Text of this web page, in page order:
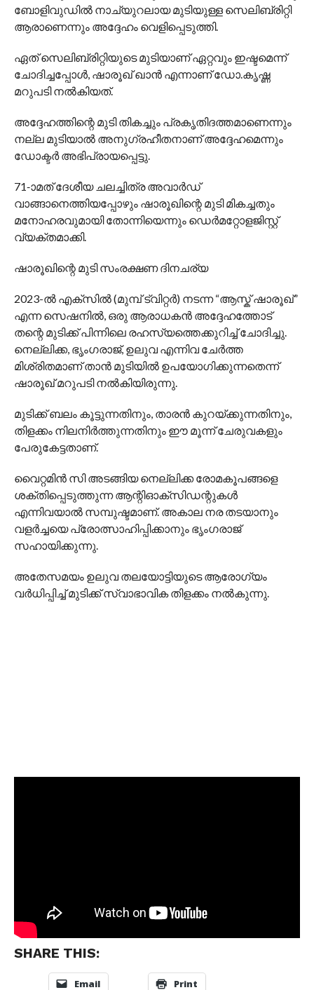
ബോളിവുഡിൽ നാച്യുറലായ മുടിയുള്ള സെലിബ്രിറ്റി
ആരാണെന്നും അദ്ദേഹം വെളിപ്പെടുത്തി.
ഏത് സെലിബ്രിറ്റിയുടെ മുടിയാണ് ഏറ്റവും ഇഷ്ടമെന്ന്
ചോദിച്ചപ്പോൾ, ഷാരൂഖ് ഖാൻ എന്നാണ് ഡോ.കൃഷ്ണ
മറുപടി നൽകിയത്.
അദ്ദേഹത്തിന്റെ മുടി തികച്ചും പ്രകൃതിദത്തമാണെന്നും
നല്ല മുടിയാൽ അനുഗ്രഹീതനാണ് അദ്ദേഹമെന്നും
ഡോക്ടർ അഭിപ്രായപ്പെട്ടു.
71-ാമത് ദേശീയ ചലച്ചിത്ര അവാർഡ്
വാങ്ങാനെത്തിയപ്പോഴും ഷാരൂഖിന്റെ മുടി മികച്ചതും
മനോഹരവുമായി തോന്നിയെന്നും ഡെർമറ്റോളജിസ്റ്റ്
വ്യക്തമാക്കി.
ഷാരൂഖിന്റെ മുടി സംരക്ഷണ ദിനചര്യ
2023-ൽ എക്സിൽ (മുമ്പ് ട്വിറ്റർ) നടന്ന “ആസ്ക് ഷാരൂഖ്”
എന്ന സെഷനിൽ, ഒരു ആരാധകൻ അദ്ദേഹത്തോട്
തന്റെ മുടിക്ക് പിന്നിലെ രഹസ്യത്തെക്കുറിച്ച് ചോദിച്ചു.
നെല്ലിക്ക, ഭൃംഗരാജ്, ഉലുവ എന്നിവ ചേർത്ത
മിശ്രിതമാണ് താൻ മുടിയിൽ ഉപയോഗിക്കുന്നതെന്ന്
ഷാരൂഖ് മറുപടി നൽകിയിരുന്നു.
മുടിക്ക് ബലം കൂട്ടുന്നതിനും, താരൻ കുറയ്ക്കുന്നതിനും,
തിളക്കം നിലനിർത്തുന്നതിനും ഈ മൂന്ന് ചേരുവകളും
പേരുകേട്ടതാണ്.
വൈറ്റമിൻ സി അടങ്ങിയ നെല്ലിക്ക രോമകൂപങ്ങളെ
ശക്തിപ്പെടുത്തുന്ന ആന്റിഓക്‌സിഡന്റുകൾ
എന്നിവയാൽ സമ്പുഷ്ടമാണ്. അകാല നര തടയാനും
വളർച്ചയെ പ്രോത്സാഹിപ്പിക്കാനും ഭൃംഗരാജ്
സഹായിക്കുന്നു.
അതേസമയം ഉലുവ തലയോട്ടിയുടെ ആരോഗ്യം
വർധിപ്പിച്ച് മുടിക്ക് സ്വാഭാവിക തിളക്കം നൽകുന്നു.
SHARE THIS:
Email Print